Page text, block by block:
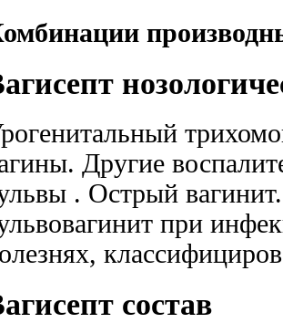
Другие
. Острый
при
состав